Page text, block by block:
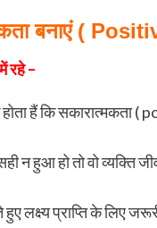
बनाएं (
रहे –
हैं कि सकारात्मकता
न हुआ हो तो वो
प्राप्ति के लिए